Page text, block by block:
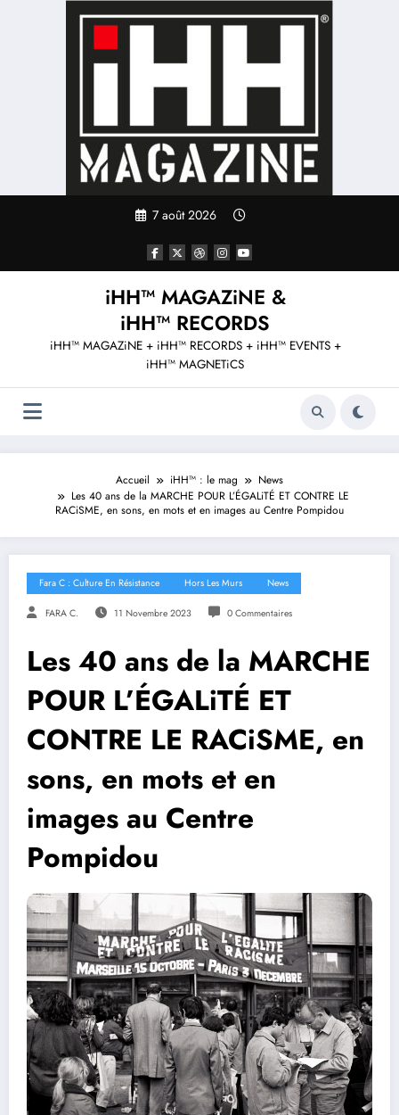
7 août 2026
iHH™ MAGAZiNE &
iHH™ RECORDS
iHH™ MAGAZiNE + iHH™ RECORDS + iHH™ EVENTS +
iHH™ MAGNETiCS
Accueil iHH™ : le mag
News
Les 40 ans de la MARCHE POUR L’ÉGALiTÉ ET CONTRE LE
RACiSME, en sons, en mots et en images au Centre Pompidou
Fara C : Culture En Résistance Hors Les Murs News
FARA C. 11 Novembre 2023 0 Commentaires
Les 40 ans de la MARCHE
POUR L’ÉGALiTÉ ET
CONTRE LE RACiSME, en
sons, en mots et en
images au Centre
Pompidou